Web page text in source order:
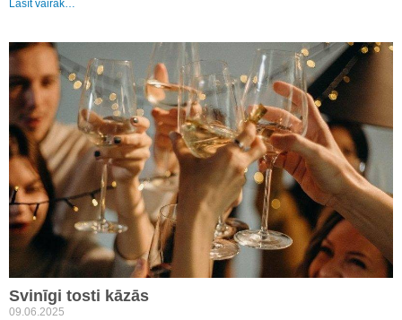
Lasīt vairāk…
Svinīgi tosti kāzās
09.06.2025